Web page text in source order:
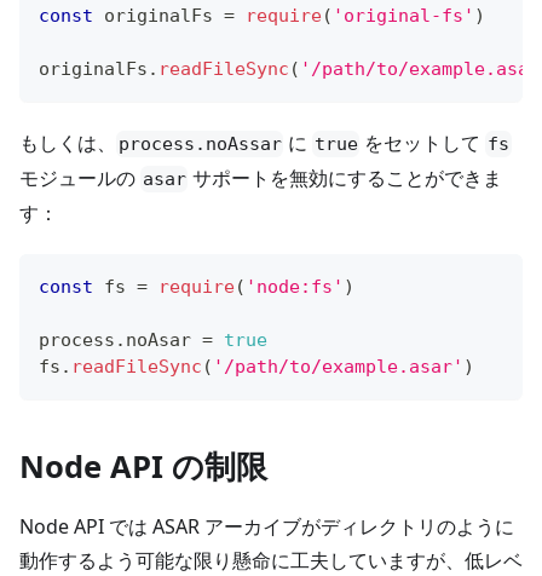
const originalFs = require( 'original-fs' )
originalFs . readFileSync ( '/path/to/
もしくは、 process.noAssar に true をセットして fs
モジュールの asar サポートを無効にすることができま
す：
const fs = require( 'node:fs' )
process . noAsar = true
fs . readFileSync ( '/path/to/example.asar' )
Node API の制限
Node API では ASAR アーカイブがディレクトリのように
動作するよう可能な限り懸命に工夫していますが、低レベ